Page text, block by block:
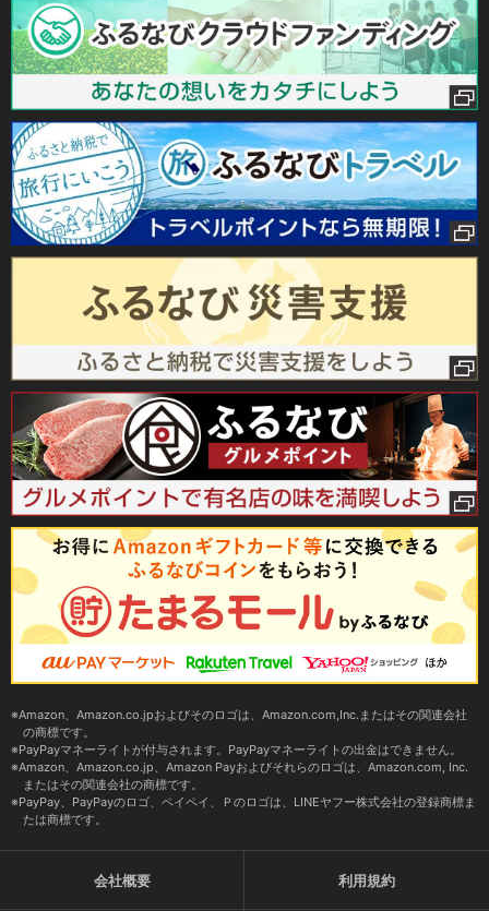
Amazon、Amazon.co.jpおよびそのロゴは、Amazon.com,Inc.またはその関連会社
の商標です。
PayPayマネーライトが付与されます。PayPayマネーライトの出金はできません。
Amazon、Amazon.co.jp、Amazon Payおよびそれらのロゴは、Amazon.com, Inc.
またはその関連会社の商標です。
PayPay、PayPayのロゴ、ペイペイ、Ｐのロゴは、LINEヤフー株式会社の登録商標ま
たは商標です。
会社概要 利用規約